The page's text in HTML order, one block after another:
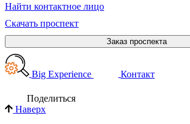
Найти контактное лицо
Скачать проспект
Заказ проспекта
Big Experience Контакт
Поделиться
Наверх